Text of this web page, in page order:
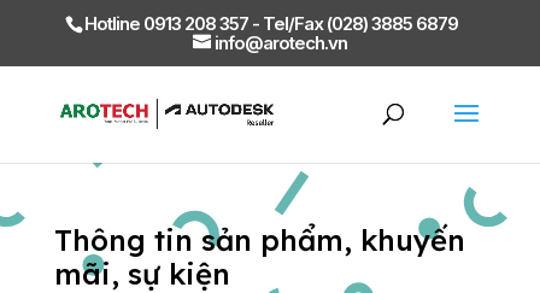
Hotline 0913 208 357 - Tel/Fax (028) 3885 6879
info@arotech.vn
Thông tin sản phẩm, khuyến
mãi, sự kiện